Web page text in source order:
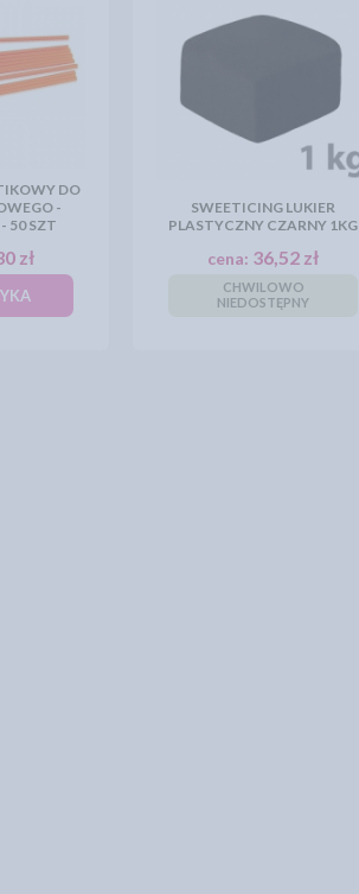
DO
-
50 SZT
zł
SWEETICING LUKIER
PLASTYCZNY CZARNY 1KG
cena: 36,52 zł
CHWILOWO
NIEDOSTĘPNY